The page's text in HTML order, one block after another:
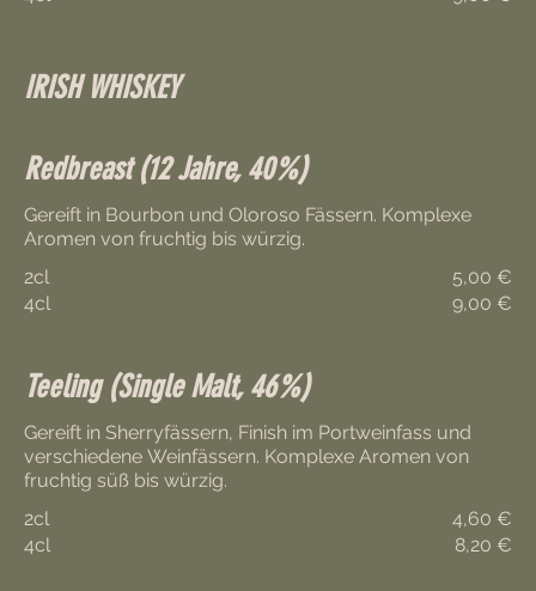
IRISH WHISKEY
Redbreast (12 Jahre, 40%)
Gereift in Bourbon und Oloroso Fässern. Komplexe
2cl
5,00 €
4cl
9,00 €
Teeling (Single Malt, 46%)
Gereift in Sherryfässern, Finish im Portweinfass und
verschiedene Weinfässern. Komplexe Aromen von
fruchtig süß bis würzig.
2cl
4,60 €
4cl
8,20 €